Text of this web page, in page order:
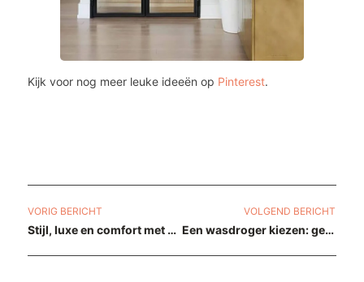
Kijk voor nog meer leuke ideeën op Pinterest.
VORIG BERICHT
Stijl, luxe en comfort met een hotel chique interieur
VOLGEND BERICHT
Een wasdroger kiezen: gemak, efficiëntie en zorg voor je kleding